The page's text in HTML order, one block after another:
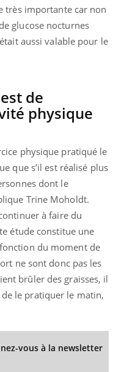
très importante car non
glucose nocturnes
aussi valable pour le
de
physique
physique pratiqué le
que s’il est réalisé plus
dont le
Trine Moholdt.
à faire du
étude constitue une
du moment de
ne sont donc pas les
brûler des graisses, il
le pratiquer le matin,
vous à la newsletter